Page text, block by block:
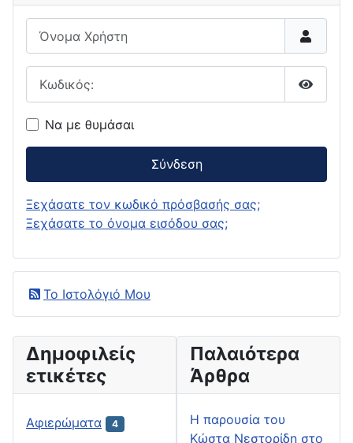
Όνομα Χρήστη
Να με θυμάσαι
Σύνδεση
Ξεχάσατε τον κωδικό πρόσβασής σας;
Ξεχάσατε το όνομα εισόδου σας;
Το Ιστολόγιό Μου
Δημοφιλείς
ετικέτες
Αφιερώματα 4
Παλαιότερα
Άρθρα
H παρουσία του
Κώστα Νεστορίδη στο